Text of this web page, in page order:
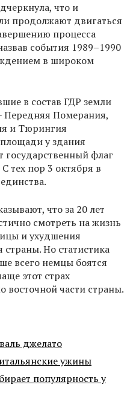
что и
продолжают двигаться
процесса
события 1989–1990
в широком
в состав ГДР земли
Передняя Померания,
и Тюрингия
у здания
государственный флаг
тех пор 3 октября в
что за 20 лет
смотреть на жизнь
и ухудшения
Но статистика
всего немцы боятся
этот страх
части страны.
джелато
ужины
популярность у